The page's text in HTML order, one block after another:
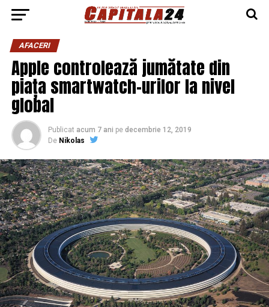
AFACERI
Apple controlează jumătate din
piața smartwatch-urilor la nivel
global
Publicat acum 7 ani pe decembrie 12, 2019
De Nikolas